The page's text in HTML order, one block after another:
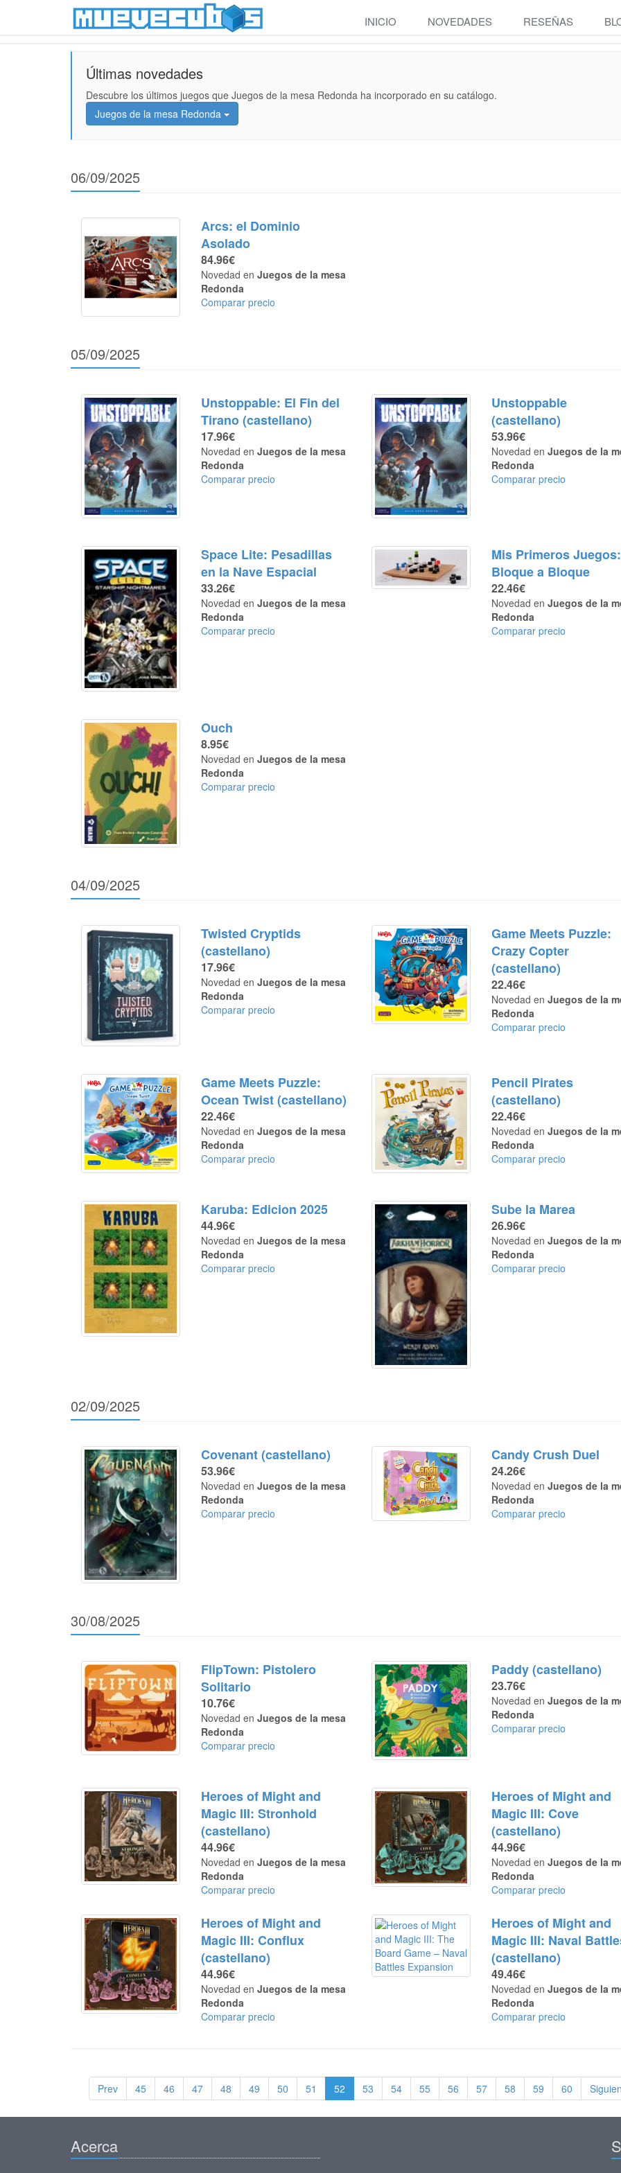
INICIO NOVEDADES RESEÑAS
Últimas novedades
Descubre los últimos juegos que Juegos de la mesa Redonda ha incorporado en su catálogo.
Juegos de la mesa Redonda
06/09/2025
Arcs: el Dominio
Asolado
84.96€
Novedad enJuegos de la mesa
Redonda
Comparar precio
05/09/2025
Unstoppable: El Fin del
Tirano (castellano)
17.96€
Novedad enJuegos de la mesa
Redonda
Comparar precio
Unstoppable
(castellano)
53.96€
Novedad enJuegos de la
Redonda
Comparar precio
Space Lite: Pesadillas
en la Nave Espacial
33.26€
Novedad enJuegos de la mesa
Redonda
Comparar precio
Mis Primeros Juegos:
Bloque a Bloque
22.46€
Novedad enJuegos de la
Redonda
Comparar precio
Ouch
8.95€
Novedad enJuegos de la mesa
Redonda
Comparar precio
04/09/2025
Twisted Cryptids
(castellano)
17.96€
Novedad enJuegos de la mesa
Redonda
Comparar precio
Game Meets Puzzle:
Crazy Copter
(castellano)
22.46€
Novedad enJuegos de la
Redonda
Comparar precio
Game Meets Puzzle:
Ocean Twist (castellano)
22.46€
Novedad enJuegos de la mesa
Redonda
Comparar precio
Pencil Pirates
(castellano)
22.46€
Novedad enJuegos de la
Redonda
Comparar precio
Karuba: Edicion 2025
44.96€
Novedad enJuegos de la mesa
Redonda
Comparar precio
Sube la Marea
26.96€
Novedad enJuegos de la
Redonda
Comparar precio
02/09/2025
Covenant (castellano)
53.96€
Novedad enJuegos de la mesa
Redonda
Comparar precio
Candy Crush Duel
24.26€
Novedad enJuegos de la
Redonda
Comparar precio
30/08/2025
FlipTown: Pistolero
Solitario
10.76€
Novedad enJuegos de la mesa
Redonda
Comparar precio
Paddy (castellano)
23.76€
Novedad enJuegos de la
Redonda
Comparar precio
Heroes of Might and
Magic III: Stronhold
(castellano)
44.96€
Novedad enJuegos de la mesa
Redonda
Comparar precio
Heroes of Might and
Magic III: Cove
(castellano)
44.96€
Novedad enJuegos de la
Redonda
Comparar precio
Heroes of Might and
Magic III: Conflux
(castellano)
44.96€
Novedad enJuegos de la mesa
Redonda
Comparar precio
Heroes of Might and
Magic III: Naval
(castellano)
49.46€
Novedad enJuegos de la
Redonda
Comparar precio
Prev 45 46 47 48 49 50 51 52 53 54 55 56 57 58 59 60
Acerca